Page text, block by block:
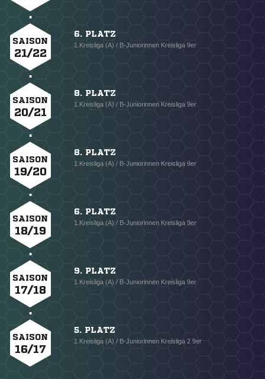
SAISON
21/22
6. PLATZ
1.Kreisliga (A) / B-Juniorinnen Kreisliga 9er
SAISON
20/21
8. PLATZ
1.Kreisliga (A) / B-Juniorinnen Kreisliga 9er
SAISON
19/20
8. PLATZ
1.Kreisliga (A) / B-Juniorinnen Kreisliga 9er
SAISON
18/19
6. PLATZ
1.Kreisliga (A) / B-Juniorinnen Kreisliga 9er
SAISON
17/18
9. PLATZ
1.Kreisliga (A) / B-Juniorinnen Kreisliga 9er
SAISON
16/17
5. PLATZ
1.Kreisliga (A) / B-Juniorinnen Kreisliga 2 9er